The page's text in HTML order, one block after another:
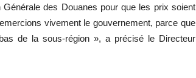
des Douanes pour que les prix soient
vivement le gouvernement, parce que
de la sous-région », a précisé le Directeur